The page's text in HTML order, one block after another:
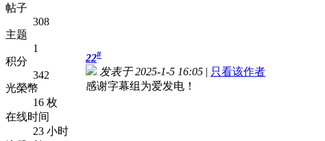
帖子
308
主题
1
积分
342
光榮幣
16 枚
在线时间
23 小时
22#
发表于 2025-1-5 16:05 | 只看该作者
感谢字幕组为爱发电！